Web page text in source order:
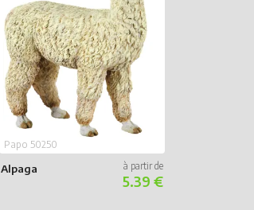
Alpaga
Papo 50250
5.39 €